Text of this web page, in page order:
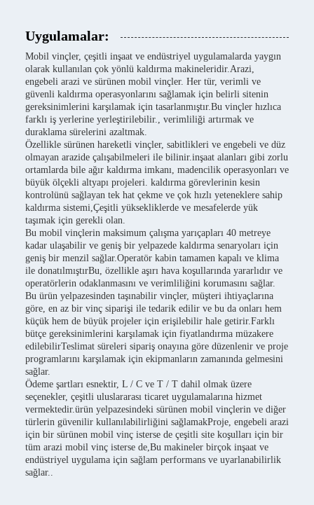
Uygulamalar:
Mobil vinçler, çeşitli inşaat ve endüstriyel uygulamalarda yaygın
olarak kullanılan çok yönlü kaldırma makineleridir.Arazi,
engebeli arazi ve sürünen mobil vinçler. Her tür, verimli ve
güvenli kaldırma operasyonlarını sağlamak için belirli sitenin
gereksinimlerini karşılamak için tasarlanmıştır.Bu vinçler hızlıca
farklı iş yerlerine yerleştirilebilir., verimliliği artırmak ve
duraklama sürelerini azaltmak.
Özellikle sürünen hareketli vinçler, sabitlikleri ve engebeli ve düz
olmayan arazide çalışabilmeleri ile bilinir.inşaat alanları gibi zorlu
ortamlarda bile ağır kaldırma imkanı, madencilik operasyonları ve
büyük ölçekli altyapı projeleri. kaldırma görevlerinin kesin
kontrolünü sağlayan tek hat çekme ve çok hızlı yeteneklere sahip
kaldırma sistemi,Çeşitli yüksekliklerde ve mesafelerde yük
taşımak için gerekli olan.
Bu mobil vinçlerin maksimum çalışma yarıçapları 40 metreye
kadar ulaşabilir ve geniş bir yelpazede kaldırma senaryoları için
geniş bir menzil sağlar.Operatör kabin tamamen kapalı ve klima
ile donatılmıştırBu, özellikle aşırı hava koşullarında yararlıdır ve
operatörlerin odaklanmasını ve verimliliğini korumasını sağlar.
Bu ürün yelpazesinden taşınabilir vinçler, müşteri ihtiyaçlarına
göre, en az bir vinç siparişi ile tedarik edilir ve bu da onları hem
küçük hem de büyük projeler için erişilebilir hale getirir.Farklı
bütçe gereksinimlerini karşılamak için fiyatlandırma müzakere
edilebilirTeslimat süreleri sipariş onayına göre düzenlenir ve proje
programlarını karşılamak için ekipmanların zamanında gelmesini
sağlar.
Ödeme şartları esnektir, L / C ve T / T dahil olmak üzere
seçenekler, çeşitli uluslararası ticaret uygulamalarına hizmet
vermektedir.ürün yelpazesindeki sürünen mobil vinçlerin ve diğer
türlerin güvenilir kullanılabilirliğini sağlamakProje, engebeli arazi
için bir sürünen mobil vinç isterse de çeşitli site koşulları için bir
tüm arazi mobil vinç isterse de,Bu makineler birçok inşaat ve
endüstriyel uygulama için sağlam performans ve uyarlanabilirlik
sağlar..